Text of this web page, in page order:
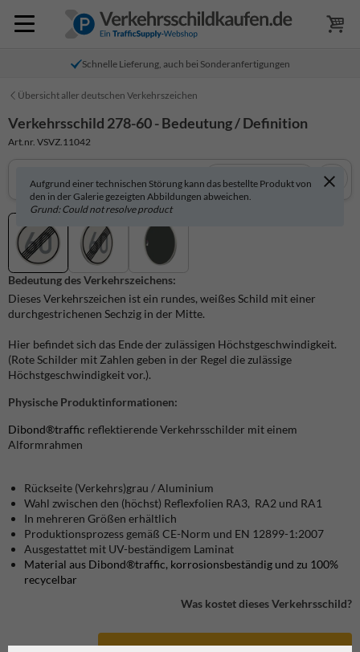
Schnelle Lieferung, auch bei Sonderanfertigungen
Übersicht aller deutschen Verkehrszeichen
Verkehrsschild 278-60 - Bedeutung / Definition
Art.nr. VSVZ.11042
Aufgrund einer technischen Störung kann das bestellte Produkt von
den in der Galerie gezeigten Abbildungen abweichen.
Grund: Could not resolve product
In 3D anzeigen
Bedeutung des Verkehrszeichens:
Dieses Verkehrszeichen ist ein rundes, weißes Schild mit einer
durchgestrichenen Sechzig in der Mitte.
Hier befindet sich das Ende der zulässigen Höchstgeschwindigkeit.
(Rote Schilder mit Zahlen geben in der Regel die zulässige
Höchstgeschwindigkeit vor.).
Physische Produktinformationen:
Dibond®traffic reflektierende Verkehrsschilder mit einem
Alformrahmen
Rückseite (Verkehrs)grau / Aluminium
Wahl zwischen den (höchst) Reflexfolien RA3, RA2 und RA1
In mehreren Größen erhältlich
Produktionsprozess gemäß CE-Norm und EN 12899-1:2007
Ausgestattet mit UV-beständigem Laminat
Material aus Dibond®traffic, korrosionsbeständig und zu 100%
recycelbar
Was kostet dieses Verkehrsschild?